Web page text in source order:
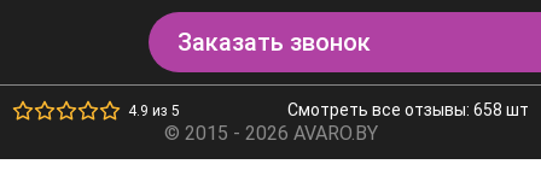
Заказать звонок
4.9 из 5 Смотреть все отзывы: 658 шт
© 2015 - 2026 AVARO.BY